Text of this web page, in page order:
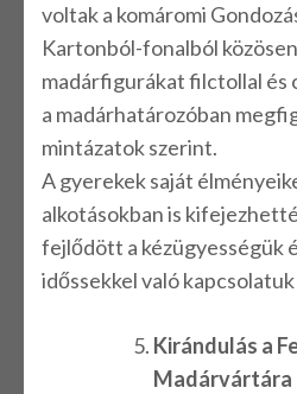
voltak a komáromi
Kartonból-fonalból
madárfigurákat filctollal és
a madárhatározóban
mintázatok szerint.
A gyerekek saját
alkotásokban is
fejlődött a kézügyességük
időssekkel való
Kirándulás a
Madárvártára